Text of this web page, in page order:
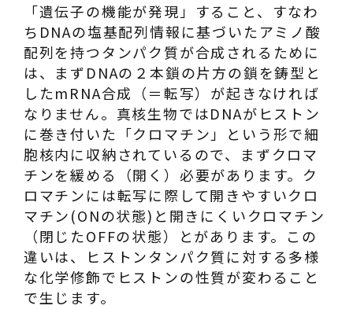
「遺伝子の機能が発現」すること、すなわ
ちDNAの塩基配列情報に基づいたアミノ酸
配列を持つタンパク質が合成されるために
は、まずDNAの２本鎖の片方の鎖を鋳型と
したmRNA合成（＝転写）が起きなければ
なりません。真核生物ではDNAがヒストン
に巻き付いた「クロマチン」という形で細
胞核内に収納されているので、まずクロマ
チンを緩める（開く）必要があります。ク
ロマチンには転写に際して開きやすいクロ
マチン(ONの状態)と開きにくいクロマチン
（閉じたOFFの状態）とがあります。この
違いは、ヒストンタンパク質に対する多様
な化学修飾でヒストンの性質が変わること
で生じます。